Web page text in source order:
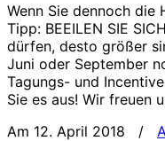
Wenn Sie dennoch die
Tipp: BEEILEN SIE
dürfen, desto größer
Juni oder September
Tagungs- und
Sie es aus! Wir freuen
Am 12. April 2018
/